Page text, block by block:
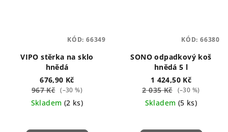
VIPO stěrka na sklo
hnědá
676,90 Kč
967 Kč (–30 %)
Skladem (2 ks)
KÓD: 66349
SONO odpadkový koš
hnědá 5 l
1 424,50 Kč
2 035 Kč
(–30 %)
Skladem (5 ks)
KÓD: 66380